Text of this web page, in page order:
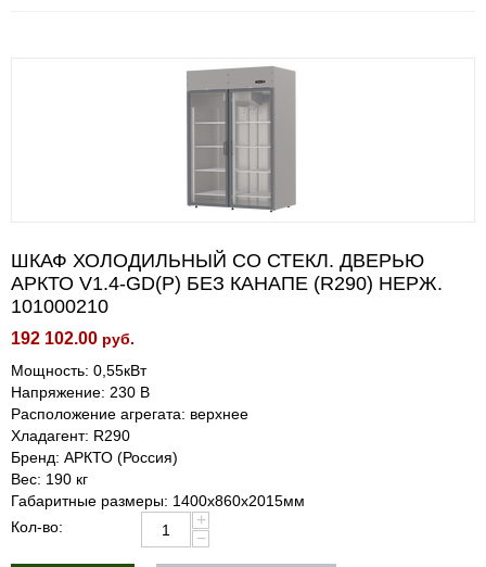
ШКАФ ХОЛОДИЛЬНЫЙ СО СТЕКЛ. ДВЕРЬЮ
АРКТО V1.4-GD(P) БЕЗ КАНАПЕ (R290) НЕРЖ.
101000210
192 102.00 руб.
Мощность: 0,55кВт
Напряжение: 230 В
Расположение агрегата: верхнее
Хладагент: R290
Бренд: АРКТО (Россия)
Вес: 190 кг
Габаритные размеры: 1400х860х2015мм
Кол-во:
+
−